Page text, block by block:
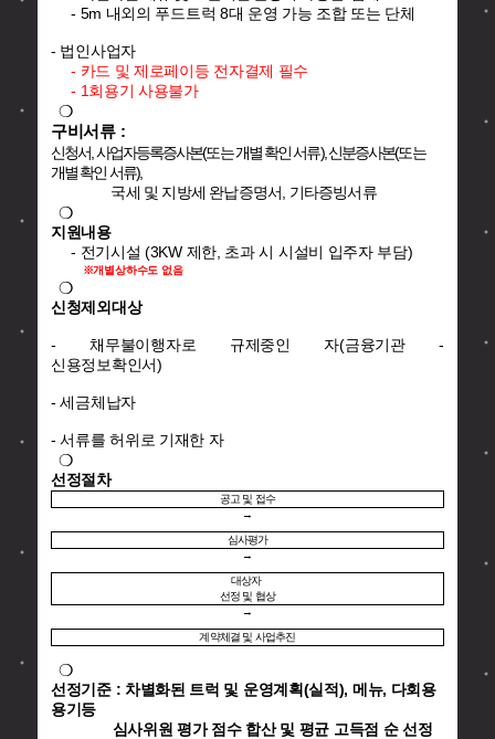
- 5m 내외의 푸드트럭 8대 운영 가능 조합 또는 단체
- 법인사업자
- 카드 및 제로페이등 전자결제 필수
- 1회용기 사용불가
❍
구비서류 :
신청서, 사업자등록증사본(또는 개별 확인 서류), 신분증사본(또는
개별 확인 서류),
국세 및 지방세 완납증명서, 기타증빙서류
❍
지원내용
- 전기시설 (3KW 제한, 초과 시 시설비 입주자 부담)
※개별상하수도 없음
❍
신청제외대상
- 채무불이행자로 규제중인 자(금융기관 -
신용정보확인서)
- 세금체납자
- 서류를 허위로 기재한 자
❍
선정절차
공고 및 접수
→
심사평가
→
대상자
선정 및 협상
→
계약체결 및 사업추진
❍
선정기준 : 차별화된 트럭 및 운영계획(실적), 메뉴, 다회용
용기등
심사위원 평가 점수 합산 및 평균 고득점 순 선정